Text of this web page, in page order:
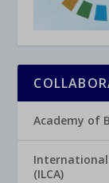
Academy of
(ILCA)